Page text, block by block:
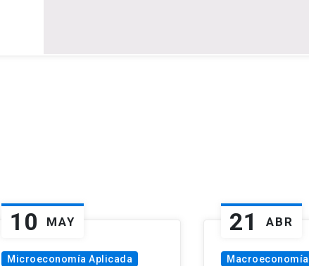
10 MAY
Microeconomía Aplicada
21 ABR
Macroeconomía